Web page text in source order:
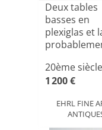
Deux tables
basses en
plexiglas et
20ème siècle
1 200 €
EHRL FINE